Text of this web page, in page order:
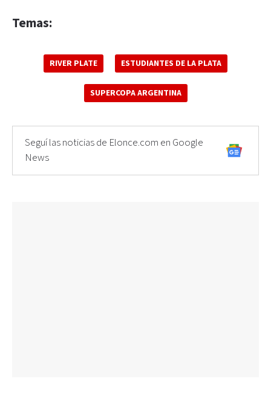
Temas:
RIVER PLATE ESTUDIANTES DE LA PLATA
SUPERCOPA ARGENTINA
Seguí las noticias de Elonce.com en Google
News